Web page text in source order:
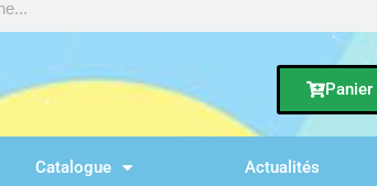
Panier
Catalogue Actualités